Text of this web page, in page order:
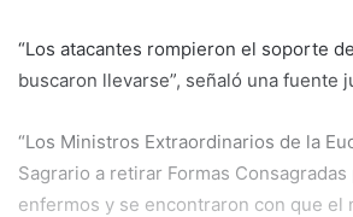
“Los atacantes rompieron el soporte
buscaron llevarse”, señaló una fuente
“Los Ministros Extraordinarios de la
Sagrario a retirar Formas
enfermos y se encontraron con que el